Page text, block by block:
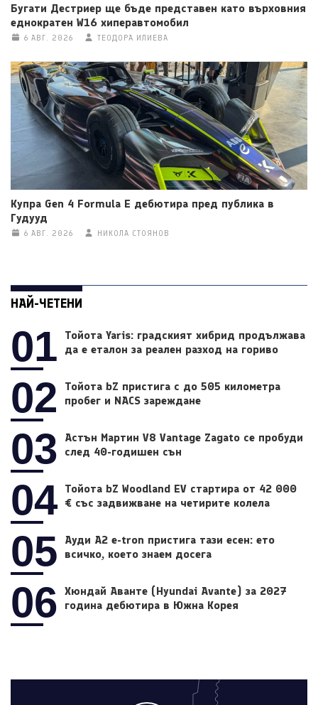
Бугати Дестриер ще бъде представен като върховния
еднократен W16 хиперавтомобил
6 АВГ. 2026 ТЕОДОРА ИЛИЕВА
Купра Gen 4 Formula E дебютира пред публика в
Гудууд
6 АВГ. 2026 НИКОЛА СТОЯНОВ
НАЙ-ЧЕТЕНИ
01
Тойота Yaris: градският хибрид продължава
да е еталон за реален разход на гориво
02
Тойота bZ пристига с до 505 километра
пробег и NACS зареждане
03
Астън Мартин V8 Vantage Zagato се пробуди
след 40-годишен сън
04 Тойота bZ Woodland EV стартира от 42 000
€ със задвижване на четирите колела
05
Ауди A2 e-tron пристига тази есен: ето
всичко, което знаем досега
06
Хюндай Аванте (Hyundai Avante) за 2027
година дебютира в Южна Корея